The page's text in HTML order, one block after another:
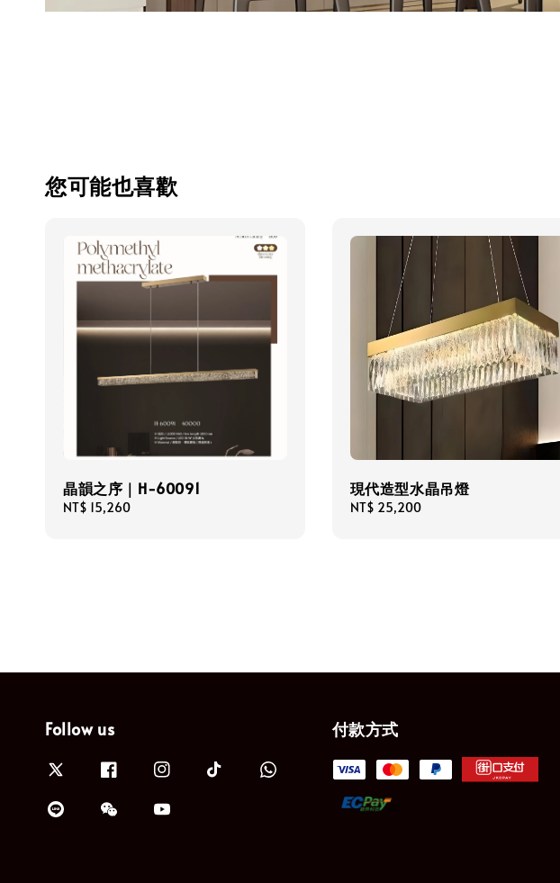
您可能也喜歡
晶韻之序｜H-60091
Regular
NT$ 15,260
現代造型水晶吊燈
Regular
NT$ 25,200
Follow us 付款方式